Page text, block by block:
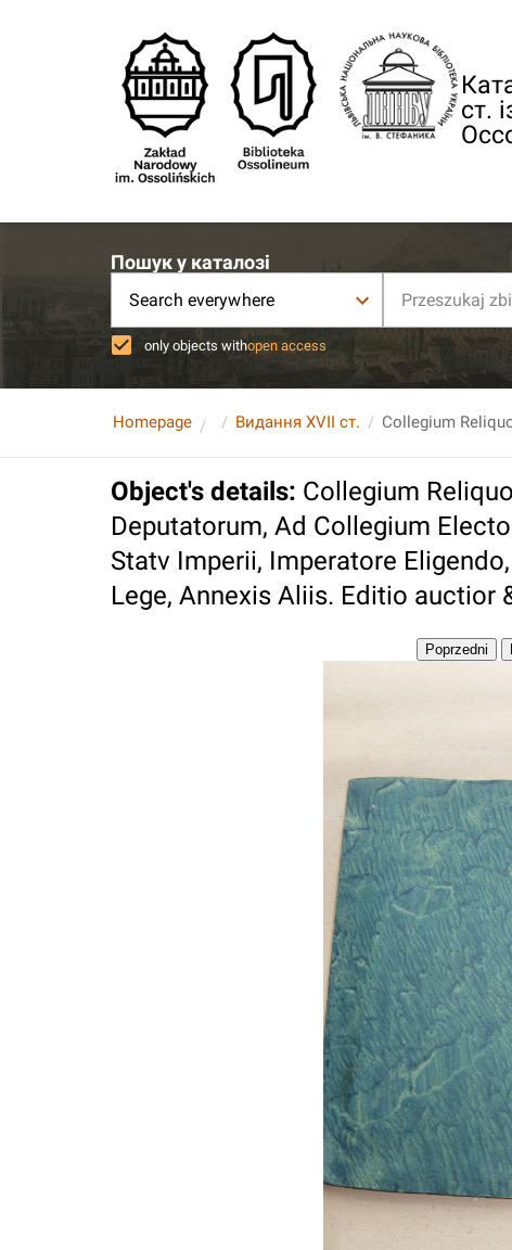
ст.
Пошук у каталозі
Search everywhere
only objects withopen access
Homepage Видання XVII ст.
Object's details: Collegium
Deputatorum, Ad Collegium
Statv Imperii, Imperatore
Lege, Annexis Aliis. Editio auctior